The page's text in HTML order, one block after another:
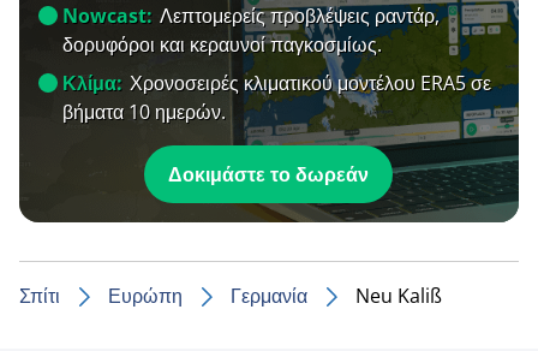
Nowcast: Λεπτομερείς προβλέψεις ραντάρ,
δορυφόροι και κεραυνοί παγκοσμίως.
Κλίμα: Χρονοσειρές κλιματικού μοντέλου ERA5 σε
βήματα 10 ημερών.
Δοκιμάστε το δωρεάν
Σπίτι Ευρώπη Γερμανία Neu Kaliß